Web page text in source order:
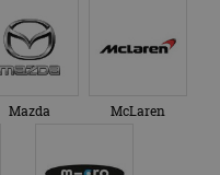
Mazda McLaren